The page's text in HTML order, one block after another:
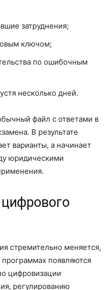
затруднения;
ключом;
по ошибочным
несколько дней.
файл с ответами в
В результате
варианты, а начинает
юридическими
стремительно меняется,
появляются
цифровизации
регулированию